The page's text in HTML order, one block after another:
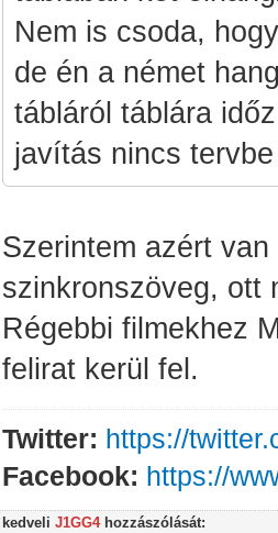
Nem is csoda,
de én a német
tábláról táblára
javítás nincs
Szerintem azért
szinkronszöveg, ott
Régebbi filmekhez
felirat kerül fel.
Twitter: https://
Facebook: https://
J1GG4hozzászólását: